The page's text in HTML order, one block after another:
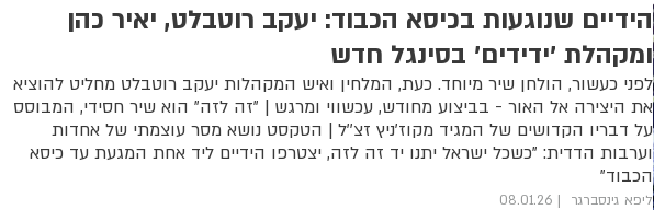
הידיים שנוגעות בכיסא הכבוד: יעקב רוטבלט, יאיר כהן
ומקהלת 'ידידים' בסינגל חדש
לפני כעשור, הולחן שיר מיוחד. כעת, המלחין ואיש המקהלות יעקב רוטבלט מחליט להוציא
את היצירה אל האור - בביצוע מחודש, עכשווי ומרגש | "זה לזה" הוא שיר חסידי, המבוסס
על דבריו הקדושים של המגיד מקוז'ניץ זצ''ל | הטקסט נושא מסר עוצמתי של אחדות
וערבות הדדית: "כשכל ישראל יתנו יד זה לזה, יצטרפו הידיים ליד אחת המגעת עד כיסא
הכבוד"
ליפא גינסברגר 08.01.26